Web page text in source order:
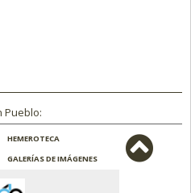
Pueblo:
HEMEROTECA
GALERÍAS DE IMÁGENES